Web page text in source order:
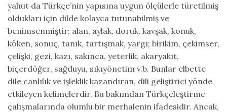
yahut da Türkçe’nin yapısına uygun ölçülerle türetilmiş
oldukları için dilde kolayca tutunabilmiş ve
benimsenmiştir: alan, aylak, doruk, kavşak, konuk,
köken, sonuç, tanık, tartışmak, yargı; birikim, çekimser,
çelişki, gezi, kazı, sakınca, yeterlik, akaryakıt,
biçerdöğer, sağduyu, sıkıyönetim v.b. Bunlar elbette
dile canlılık ve işleklik kazandıran, dili geliştirici yönde
etkileyen kelimelerdir. Bu bakımdan Türkçeleştirme
çalışmalarında olumlu bir merhalenin ifadesidir. Ancak,